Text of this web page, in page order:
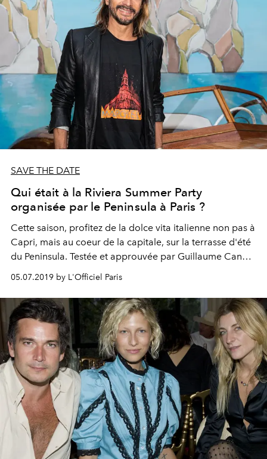
SAVE THE DATE
Qui était à la Riviera Summer Party
organisée par le Peninsula à Paris ?
Cette saison, profitez de la dolce vita italienne non pas à
Capri, mais au coeur de la capitale, sur la terrasse d'été
du Peninsula. Testée et approuvée par Guillaume Canet,
Bob Sinclar ou encore Annabelle Belmondo lors de sa
soirée de lancement, elle se hisse en tête de liste des
meilleurs spots de l'été.
05.07.2019 by L'Officiel Paris